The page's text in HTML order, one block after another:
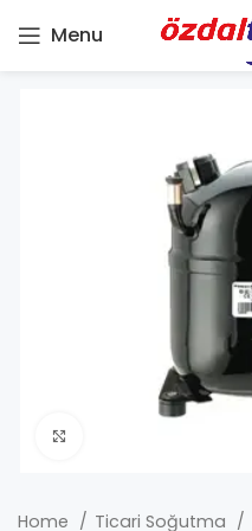
Menu
Home Ticari Soğutma